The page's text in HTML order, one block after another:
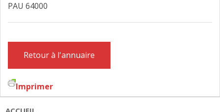
CONTACT
PAU 64000
Retour à l'annuaire
Imprimer